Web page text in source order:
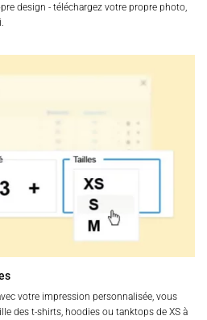
design - téléchargez votre propre photo,
votre impression personnalisée, vous
des t-shirts, hoodies ou tanktops de XS à